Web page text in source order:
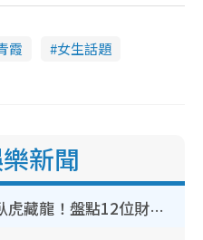
霞
女生話題
新聞
《愛回家》隱形富豪臥虎藏龍！盤點12位財氣逼人的有錢藝人：呢位靚女3億身家唔憂做